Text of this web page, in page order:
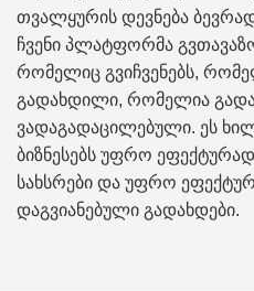
თვალყურის დევნება
ჩვენი პლატფორმა
რომელიც გვიჩვენებს,
გადახდილი, რომელია
ვადაგადაცილებული. ეს
ბიზნესებს უფრო
სახსრები და უფრო
დაგვიანებული გადახდები.